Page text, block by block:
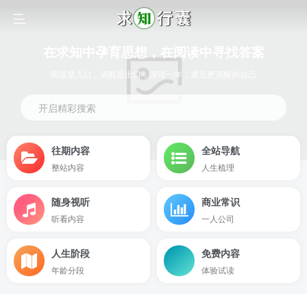
阅读是入口，清醒是出口，深读一年，遇见更清醒的自己
开启精彩搜索
往期内容
整站内容
全站导航
人生梳理
随身视听
听看内容
商业常识
一人公司
人生阶段
年龄分段
免费内容
体验试读